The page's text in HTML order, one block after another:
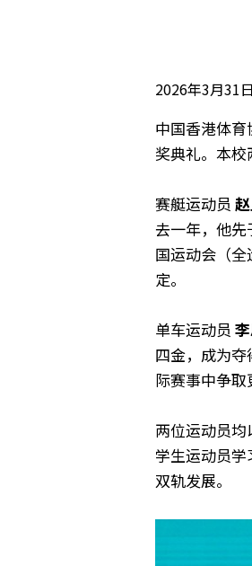
2026年3月31日
中国香港体
奖典礼。本校
赛艇运动员
去一年，他
国运动会（
定。
单车运动员
四金，成为
际赛事中争取
两位运动员
学生运动员
双轨发展。